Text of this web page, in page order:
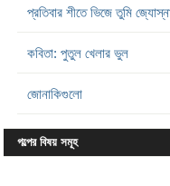
প্রতিবার শীতে ভিজে তুমি
কবিতা: পুতুল খেলার ভুল
জোনাকিগুলো
গল্পের বিষয় সমূহ